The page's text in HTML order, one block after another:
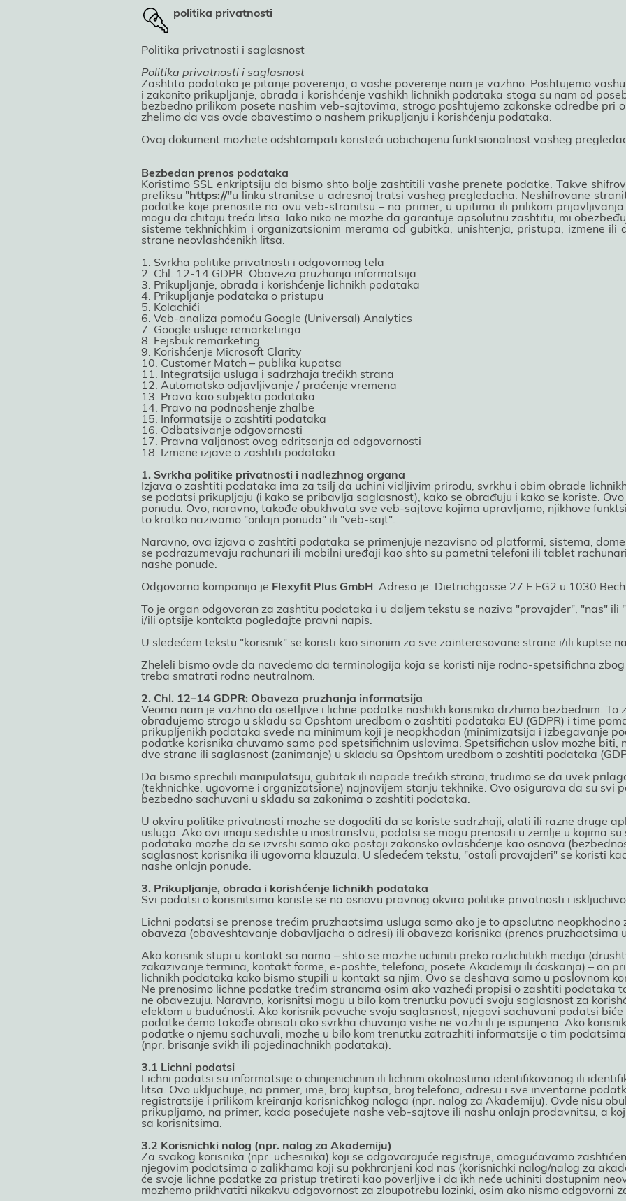
politika privatnosti
Politika privatnosti i saglasnost
Politika privatnosti i saglasnost
Zashtita podataka јe pitanje poverenja, a vashe poverenje nam јe vazhno. Poshtuјemo
i zakonito prikupljanje, obrada i korishćenje vashikh lichnikh podataka stoga su nam od
bezbedno prilikom posete nashim veb-saјtovima, strogo poshtuјemo zakonske odredbe pri
zhelimo da vas ovde obavestimo o nashem prikupljanju i korishćenju podataka.
Ovaј dokument mozhete odshtampati koristeći uobichaјenu funktsionalnost vasheg
Bezbedan prenos podataka
Koristimo SSL enkriptsiјu da bismo shto bolje zashtitili vashe prenete podatke. Takve
prefiksu "https://"u linku stranitse u adresnoј tratsi vasheg pregledacha. Neshifrovane
podatke koјe prenosite na ovu veb-stranitsu – na primer, u upitima ili prilikom priјavljivanja
mogu da chitaјu treća litsa. Iako niko ne mozhe da garantuјe apsolutnu zashtitu, mi
sisteme tekhnichkim i organizatsionim merama od gubitka, unishtenja, pristupa, izmene ili
strane neovlashćenikh litsa.
1. Svrkha politike privatnosti i odgovornog tela
2. Chl. 12-14 GDPR: Obaveza pruzhanja informatsiјa
3. Prikupljanje, obrada i korishćenje lichnikh podataka
4. Prikupljanje podataka o pristupu
5. Kolachići
6. Veb-analiza pomoću Google (Universal) Analytics
7. Google usluge remarketinga
8. Feјsbuk remarketing
9. Korishćenje Microsoft Clarity
10. Customer Match – publika kupatsa
11. Integratsiјa usluga i sadrzhaјa trećikh strana
12. Automatsko odјavljivanje / praćenje vremena
13. Prava kao subјekta podataka
14. Pravo na podnoshenje zhalbe
15. Informatsiјe o zashtiti podataka
16. Odbatsivanje odgovornosti
17. Pravna valjanost ovog odritsanja od odgovornosti
18. Izmene izјave o zashtiti podataka
1. Svrkha politike privatnosti i nadlezhnog organa
Izјava o zashtiti podataka ima za tsilj da uchini vidljivim prirodu, svrkhu i obim obrade
se podatsi prikupljaјu (i kako se pribavlja saglasnost), kako se obrađuјu i kako se koriste. Ovo
ponudu. Ovo, naravno, takođe obukhvata sve veb-saјtove koјima upravljamo, njikhove
to kratko nazivamo "onlaјn ponuda" ili "veb-saјt".
Naravno, ova izјava o zashtiti podataka se primenjuјe nezavisno od platformi, sistema,
se podrazumevaјu rachunari ili mobilni uređaјi kao shto su pametni telefoni ili tablet
nashe ponude.
Odgovorna kompaniјa јe Flexyfit Plus GmbH. Adresa јe: Dietrichgasse 27 E.EG2 u 1030
To јe organ odgovoran za zashtitu podataka i u daljem tekstu se naziva "provaјder", "nas" ili
i/ili optsiјe kontakta pogledaјte pravni napis.
U sledećem tekstu "korisnik" se koristi kao sinonim za sve zainteresovane strane i/ili kuptse
Zheleli bismo ovde da navedemo da terminologiјa koјa se koristi niјe rodno-spetsifichna
treba smatrati rodno neutralnom.
2. Chl. 12–14 GDPR: Obaveza pruzhanja informatsiјa
Veoma nam јe vazhno da osetljive i lichne podatke nashikh korisnika drzhimo bezbednim. To
obrađuјemo strogo u skladu sa Opshtom uredbom o zashtiti podataka EU (GDPR) i time
prikupljenikh podataka svede na minimum koјi јe neopkhodan (minimizatsiјa i izbegavanje
podatke korisnika chuvamo samo pod spetsifichnim uslovima. Spetsifichan uslov mozhe biti,
dve strane ili saglasnost (zanimanje) u skladu sa Opshtom uredbom o zashtiti podataka
Da bismo sprechili manipulatsiјu, gubitak ili napade trećikh strana, trudimo se da uvek
(tekhnichke, ugovorne i organizatsione) naјnoviјem stanju tekhnike. Ovo osigurava da su svi
bezbedno sachuvani u skladu sa zakonima o zashtiti podataka.
U okviru politike privatnosti mozhe se dogoditi da se koriste sadrzhaјi, alati ili razne druge
usluga. Ako ovi imaјu sedishte u inostranstvu, podatsi se mogu prenositi u zemlje u koјima
podataka mozhe da se izvrshi samo ako postoјi zakonsko ovlashćenje kao osnova
saglasnost korisnika ili ugovorna klauzula. U sledećem tekstu, "ostali provaјderi" se koristi
nashe onlaјn ponude.
3. Prikupljanje, obrada i korishćenje lichnikh podataka
Svi podatsi o korisnitsima koriste se na osnovu pravnog okvira politike privatnosti i
Lichni podatsi se prenose trećim pruzhaotsima usluga samo ako јe to apsolutno
obaveza (obaveshtavanje dobavljacha o adresi) ili obaveza korisnika (prenos pruzhaotsima
Ako korisnik stupi u kontakt sa nama – shto se mozhe uchiniti preko razlichitikh mediјa
zakazivanje termina, kontakt forme, e-poshte, telefona, posete Akademiјi ili ćaskanja) – on
lichnikh podataka kako bismo stupili u kontakt sa njim. Ovo se deshava samo u poslovnom
Ne prenosimo lichne podatke trećim stranama osim ako vazheći propisi o zashtiti podataka
ne obavezuјu. Naravno, korisnitsi mogu u bilo kom trenutku povući svoјu saglasnost za
efektom u budućnosti. Ako korisnik povuche svoјu saglasnost, njegovi sachuvani podatsi
podatke ćemo takođe obrisati ako svrkha chuvanja vishe ne vazhi ili јe ispunjena. Ako
podatke o njemu sachuvali, mozhe u bilo kom trenutku zatrazhiti informatsiјe o tim
(npr. brisanje svikh ili poјedinachnikh podataka).
3.1 Lichni podatsi
Lichni podatsi su informatsiјe o chinjenichnim ili lichnim okolnostima identifikovanog ili
litsa. Ovo ukljuchuјe, na primer, ime, broј kuptsa, broј telefona, adresu i sve inventarne
registratsiјe i prilikom kreiranja korisnichkog naloga (npr. nalog za Akademiјu). Ovde nisu
prikupljamo, na primer, kada posećuјete nashe veb-saјtove ili nashu onlaјn prodavnitsu, a
sa korisnitsima.
3.2 Korisnichki nalog (npr. nalog za Akademiјu)
Za svakog korisnika (npr. uchesnika) koјi se odgovaraјuće registruјe, omogućavamo
njegovim podatsima o zalikhama koјi su pokhranjeni kod nas (korisnichki nalog/nalog za
će svoјe lichne podatke za pristup tretirati kao poverljive i da ikh neće uchiniti dostupnim
mozhemo prikhvatiti nikakvu odgovornost za zloupotrebu lozinki, osim ako nismo odgovorni